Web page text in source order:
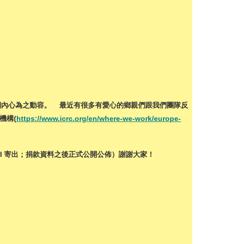
心為之動容。 最近有很多有愛心的鄉親們跟我們團隊反
構(https://www.icrc.org/en/where-we-work/europe-
寄出；捐款資料之後正式公開公佈）謝謝大家！